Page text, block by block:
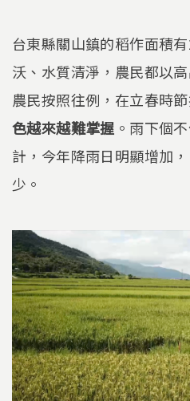
台東縣關山鎮的稻作面積
沃、水質清淨，農民都以
農民按照往例，在立春時
色越來越難掌握 。雨下個
計，今年降雨日明顯增加
少。